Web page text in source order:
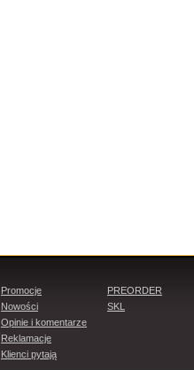
Promocje
Nowości
Opinie i komentarze
Reklamacje
Klienci pytają
PREORDER
SKL